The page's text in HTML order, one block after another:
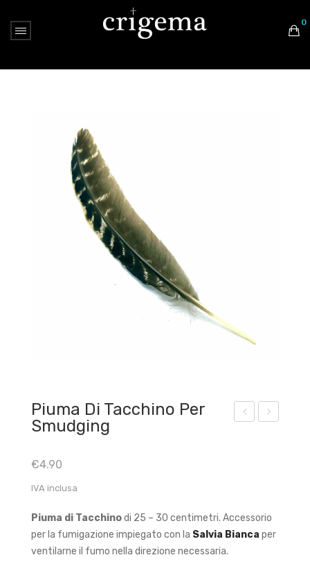
0
Nessun prodotto nel carrello.
Piuma Di Tacchino Per
Smudging
€4.90
IVA inclusa
Piuma di Tacchinodi 25 – 30 centimetri. Accessorio
per la fumigazione impiegato con la Salvia Bianca per
ventilarne il fumo nella direzione necessaria.